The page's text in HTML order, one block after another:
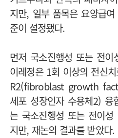
지만, 일부 품목은 요양급
준이 설정됐다.
먼저 국소진행성 또는 전
이레정은 1회 이상의 전신
R2(fibroblast growth
세포 성장인자 수용체2)
는 국소진행성 또는 전이
지만, 재논의 결과를 받았다.